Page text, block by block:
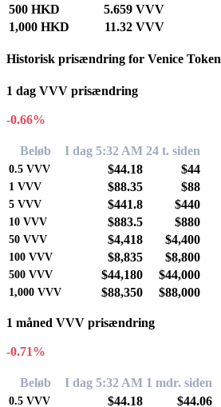
500 HKD
5.659 VVV
1,000 HKD
11.32 VVV
Historisk prisændring for Venice Token
1 dag VVV prisændring
-0.66%
Beløb I dag 5:32 AM 24 t. siden
0.5 VVV $44.18 $44
1 VVV $88.35 $88
5 VVV $441.8 $440
10 VVV $883.5 $880
50 VVV $4,418 $4,400
100 VVV $8,835 $8,800
500 VVV $44,180 $44,000
1,000 VVV $88,350 $88,000
1 måned VVV prisændring
-0.71%
Beløb I dag 5:32 AM 1 mdr. siden
0.5 VVV $44.18 $44.06